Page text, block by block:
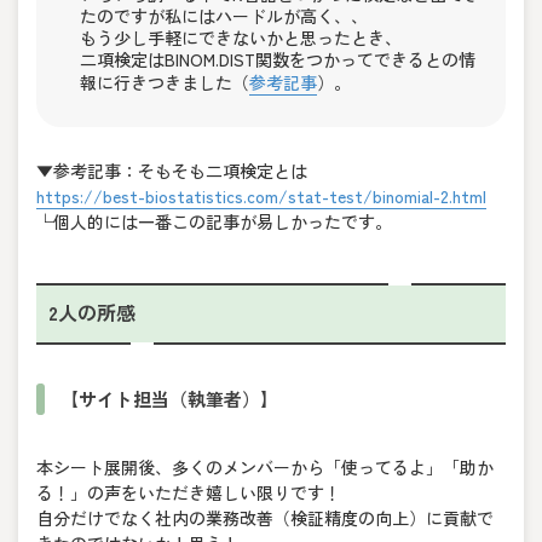
たのですが私にはハードルが高く、、
もう少し手軽にできないかと思ったとき、
二項検定はBINOM.DIST関数をつかってできるとの情
報に行きつきました（参考記事）。
▼参考記事：そもそも二項検定とは
https://best-biostatistics.com/stat-test/binomial-2.html
└個人的には一番この記事が易しかったです。
2人の所感
【サイト担当（執筆者）】
本シート展開後、多くのメンバーから「使ってるよ」「助か
る！」の声をいただき嬉しい限りです！
自分だけでなく社内の業務改善（検証精度の向上）に貢献で